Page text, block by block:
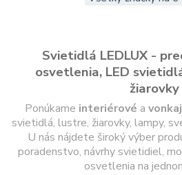
Svietidlá LEDLUX -
osvetlenia, LED
žiarovky
Ponúkame interiérové a
svietidlá, lustre, žiarovky, lampy,
U nás nájdete široký výber
poradenstvo, návrhy svietidiel,
osvetlenia na